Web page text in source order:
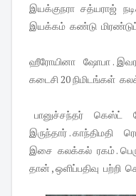
இயக்குநரா சத்யராஜ்
இயக்கம் கண்டு
ஹீரோயினா ஷோபா .
கடைசி 20 நிமிடங்கள்
பானுச்சந்தர்
இருந்தார் . காந்திமதி
இசை கலக்கல் ரகம் .
தான் , ஒளிப்பதிவு